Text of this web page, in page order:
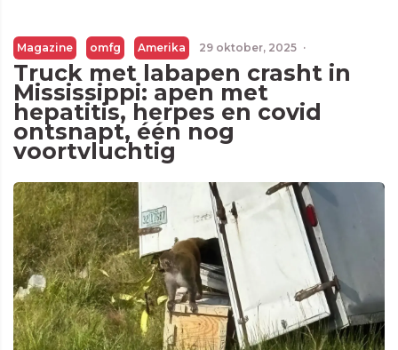
Magazine omfg Amerika 29 oktober, 2025 ·
Truck met labapen crasht in
Mississippi: apen met
hepatitis, herpes en covid
ontsnapt, één nog
voortvluchtig